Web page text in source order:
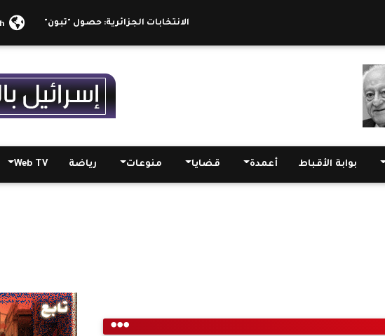
الانتخابات الجزائرية: حصول "تبون" على نسبة 94.65 %من الأصوات
بوابة الأقباط أعمدة قضايا منوعات رياضة Web TV